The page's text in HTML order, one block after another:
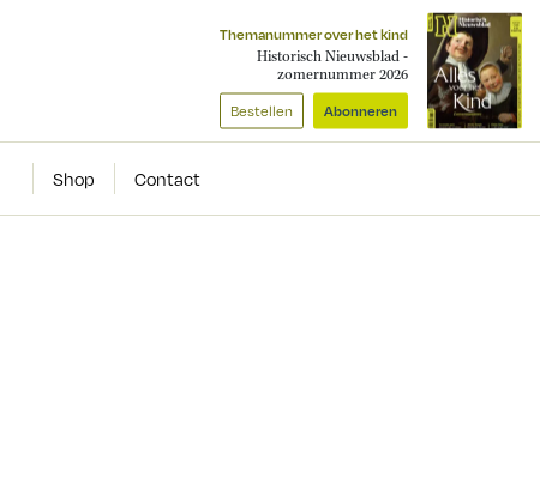
Themanummer over het kind
Historisch Nieuwsblad -
zomernummer 2026
Bestellen Abonneren
Shop Contact